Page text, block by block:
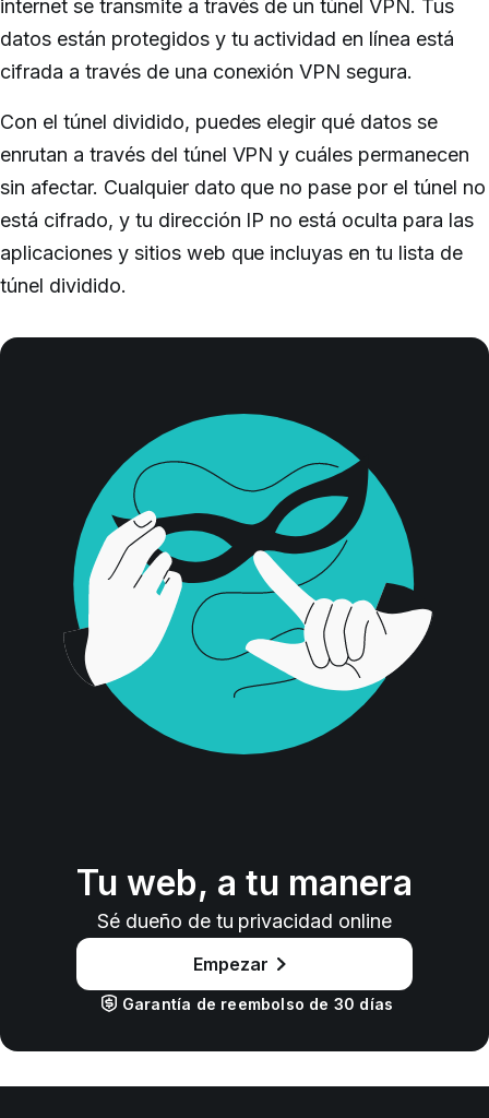
internet se transmite a través de un túnel VPN. Tus
datos están protegidos y tu actividad en línea está
cifrada a través de una conexión VPN segura.
Con el túnel dividido, puedes elegir qué datos se
enrutan a través del túnel VPN y cuáles permanecen
sin afectar. Cualquier dato que no pase por el túnel no
está cifrado, y tu dirección IP no está oculta para las
aplicaciones y sitios web que incluyas en tu lista de
túnel dividido.
Tu web, a tu manera
Sé dueño de tu privacidad online
Empezar
Garantía de reembolso de 30 días